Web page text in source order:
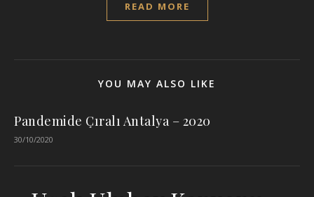
READ MORE
YOU MAY ALSO LIKE
Pandemide Çıralı Antalya – 2020
30/10/2020